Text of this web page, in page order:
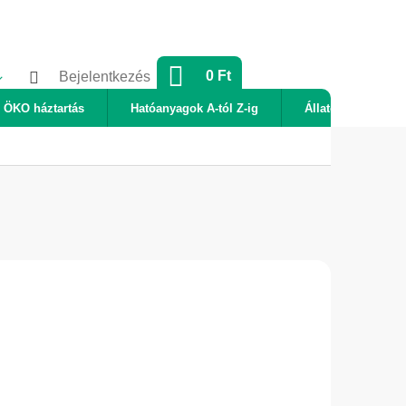
Bejelentkezés KOSÁR
0 Ft
ÖKO háztartás Hatóanyagok A-tól Z-ig Állatok